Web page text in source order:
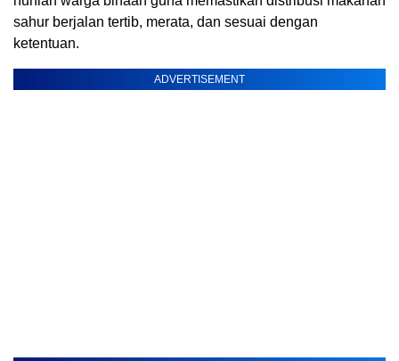
sahur berjalan tertib, merata, dan sesuai dengan
ketentuan.
ADVERTISEMENT